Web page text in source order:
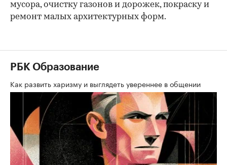
мусора, очистку газонов и дорожек, покраску и
ремонт малых архитектурных форм.
РБК Образование
Как развить харизму и выглядеть увереннее в общении